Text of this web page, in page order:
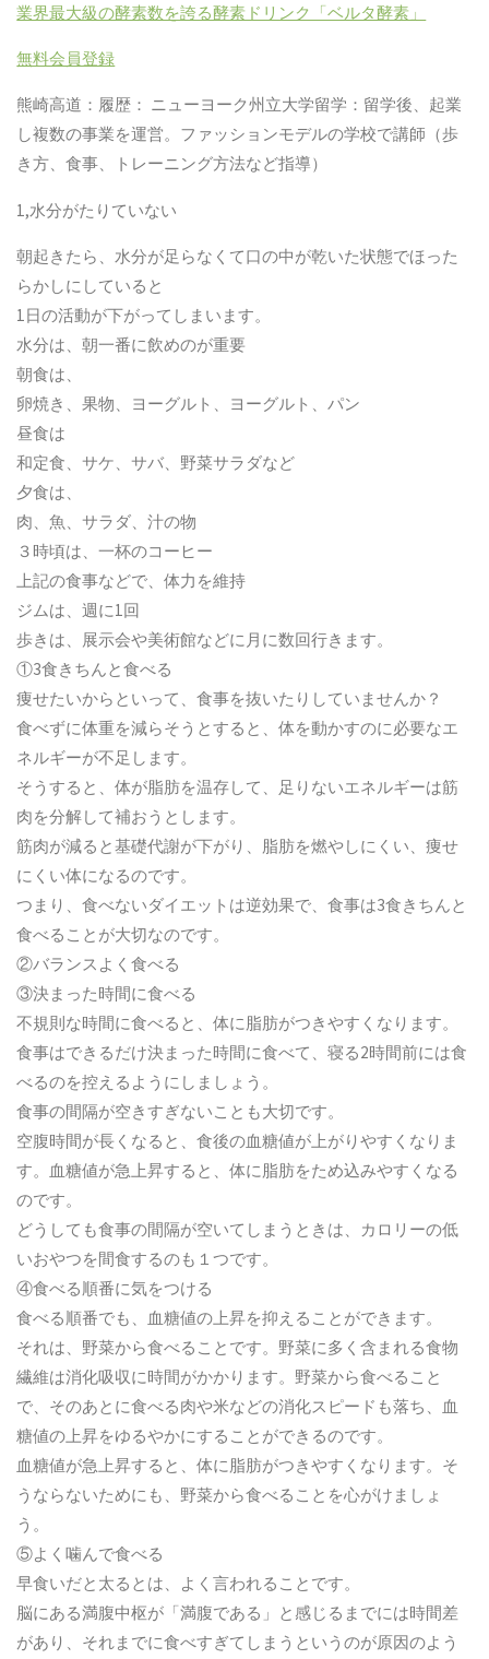
業界最大級の酵素数を誇る酵素ドリンク「ベルタ酵素」
無料会員登録
熊崎高道：履歴： ニューヨーク州立大学留学：留学後、起業
し複数の事業を運営。ファッションモデルの学校で講師（歩
き方、食事、トレーニング方法など指導）
1,水分がたりていない
朝起きたら、水分が足らなくて口の中が乾いた状態でほった
らかしにしていると
1日の活動が下がってしまいます。
水分は、朝一番に飲めのが重要
朝食は、
卵焼き、果物、ヨーグルト、ヨーグルト、パン
昼食は
和定食、サケ、サバ、野菜サラダなど
夕食は、
肉、魚、サラダ、汁の物
３時頃は、一杯のコーヒー
上記の食事などで、体力を維持
ジムは、週に1回
歩きは、展示会や美術館などに月に数回行きます。
①3食きちんと食べる
痩せたいからといって、食事を抜いたりしていませんか？
食べずに体重を減らそうとすると、体を動かすのに必要なエ
ネルギーが不足します。
そうすると、体が脂肪を温存して、足りないエネルギーは筋
肉を分解して補おうとします。
筋肉が減ると基礎代謝が下がり、脂肪を燃やしにくい、痩せ
にくい体になるのです。
つまり、食べないダイエットは逆効果で、食事は3食きちんと
食べることが大切なのです。
②バランスよく食べる
③決まった時間に食べる
不規則な時間に食べると、体に脂肪がつきやすくなります。
食事はできるだけ決まった時間に食べて、寝る2時間前には食
べるのを控えるようにしましょう。
食事の間隔が空きすぎないことも大切です。
空腹時間が長くなると、食後の血糖値が上がりやすくなりま
す。血糖値が急上昇すると、体に脂肪をため込みやすくなる
のです。
どうしても食事の間隔が空いてしまうときは、カロリーの低
いおやつを間食するのも１つです。
④食べる順番に気をつける
食べる順番でも、血糖値の上昇を抑えることができます。
それは、野菜から食べることです。野菜に多く含まれる食物
繊維は消化吸収に時間がかかります。野菜から食べること
で、そのあとに食べる肉や米などの消化スピードも落ち、血
糖値の上昇をゆるやかにすることができるのです。
血糖値が急上昇すると、体に脂肪がつきやすくなります。そ
うならないためにも、野菜から食べることを心がけましょ
う。
⑤よく噛んで食べる
早食いだと太るとは、よく言われることです。
脳にある満腹中枢が「満腹である」と感じるまでには時間差
があり、それまでに食べすぎてしまうというのが原因のよう